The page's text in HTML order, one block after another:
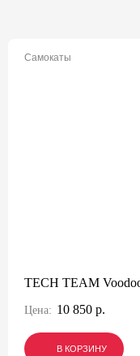
Самокаты
TECH TEAM
Цена: 10 850 р.
В КОРЗИНУ
В КОРЗИНУ
В КОРЗИНУ